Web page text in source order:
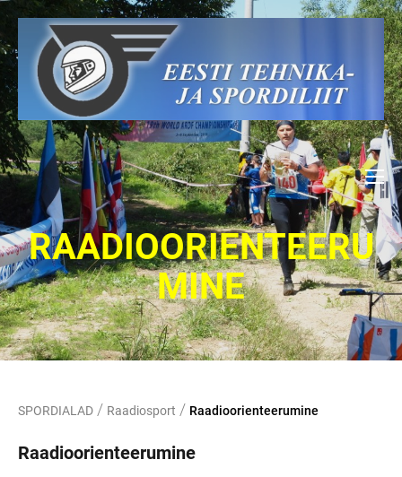
RAADIOORIENTEERU
MINE
SPORDIALAD / Raadiosport / Raadioorienteerumine
Raadioorienteerumine